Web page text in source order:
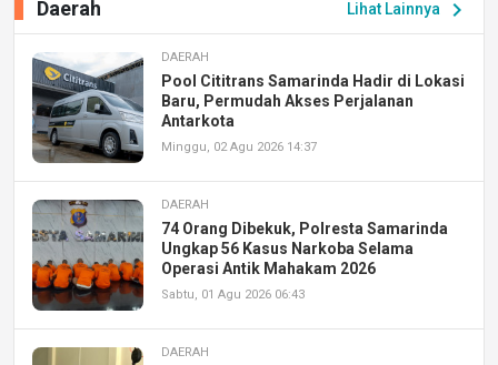
Lihat Lainnya chevron_right
Daerah
DAERAH
Pool Cititrans Samarinda Hadir di Lokasi
Baru, Permudah Akses Perjalanan
Antarkota
Minggu, 02 Agu 2026 14:37
DAERAH
74 Orang Dibekuk, Polresta Samarinda
Ungkap 56 Kasus Narkoba Selama
Operasi Antik Mahakam 2026
Sabtu, 01 Agu 2026 06:43
DAERAH